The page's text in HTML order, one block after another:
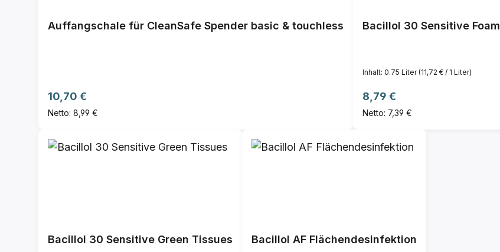
Auffangschale für CleanSafe Spender basic & touchless
Regulärer Preis:
10,70 €
Netto: 8,99 €
Bacillol 30 Sensitive Foam
Inhalt: 0.75 Liter(11,72 € / 1 Liter)
Regulärer Preis:
8,79 €
Netto: 7,39 €
Bacillol 30 Sensitive Green Tissues Bacillol AF Flächendesinfektion